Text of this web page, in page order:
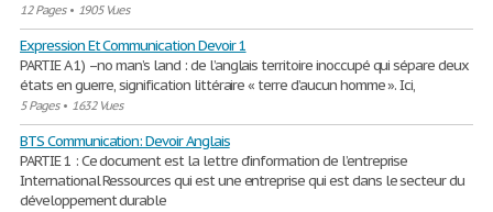
12 Pages• 1905 Vues
Expression Et Communication Devoir 1
PARTIE A 1) –no man’s land : de l’anglais territoire inoccupé qui sépare deux
états en guerre, signification littéraire « terre d’aucun homme ». Ici,
5 Pages• 1632 Vues
BTS Communication: Devoir Anglais
PARTIE 1 : Ce document est la lettre d’information de l’entreprise
International Ressources qui est une entreprise qui est dans le secteur du
développement durable